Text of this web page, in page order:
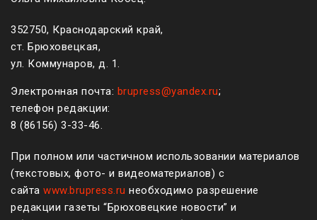
352750, Краснодарский край,
ст. Брюховецкая,
ул. Коммунаров, д. 1.
Электронная почта: brupress@yandex.ru;
телефон редакции:
8 (861 56) 3-33-46.
При полном или частичном использовании материалов
(текстовых, фото- и видеоматериалов) с
сайта www.brupress.ru необходимо разрешение
редакции газеты “Брюховецкие новости” и